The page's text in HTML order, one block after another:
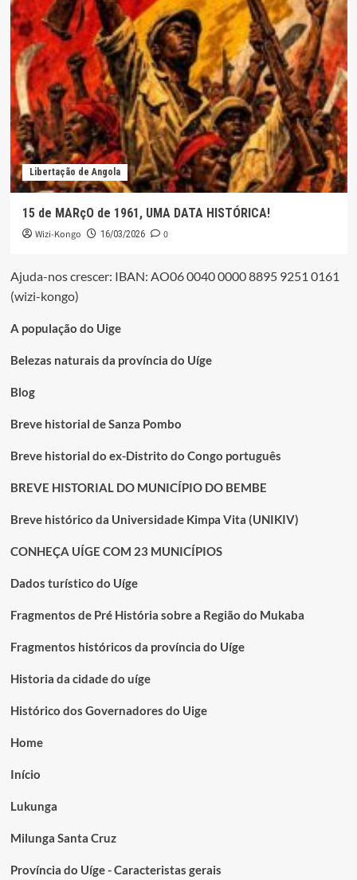
Libertação de Angola
15 de MARçO de 1961, UMA DATA HISTÓRICA!
Wizi-Kongo 16/03/2026 0
Ajuda-nos crescer: IBAN: AO06 0040 0000 8895 9251 0161
(wizi-kongo)
A população do Uige
Belezas naturais da província do Uíge
Blog
Breve historial de Sanza Pombo
Breve historial do ex-Distrito do Congo português
BREVE HISTORIAL DO MUNICÍPIO DO BEMBE
Breve histórico da Universidade Kimpa Vita (UNIKIV)
CONHEÇA UÍGE COM 23 MUNICÍPIOS
Dados turístico do Uíge
Fragmentos de Pré História sobre a Região do Mukaba
Fragmentos históricos da província do Uíge
Historia da cidade do uíge
Histórico dos Governadores do Uige
Home
Início
Lukunga
Milunga Santa Cruz
Província do Uíge - Caracteristas gerais